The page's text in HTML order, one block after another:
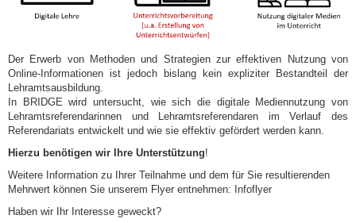
Der Erwerb von Methoden und Strategien zur effektiven Nutzung von
Online-Informationen ist jedoch bislang kein expliziter Bestandteil der
Lehramtsausbildung.
In BRIDGE wird untersucht, wie sich die digitale Mediennutzung von
Lehramtsreferendarinnen und Lehramtsreferendaren im Verlauf des
Referendariats entwickelt und wie sie effektiv gefördert werden kann.
Hierzu benötigen wir Ihre Unterstützung!
Weitere Information zu Ihrer Teilnahme und dem für Sie resultierenden
Mehrwert können Sie unserem Flyer entnehmen: Infoflyer
Haben wir Ihr Interesse geweckt?